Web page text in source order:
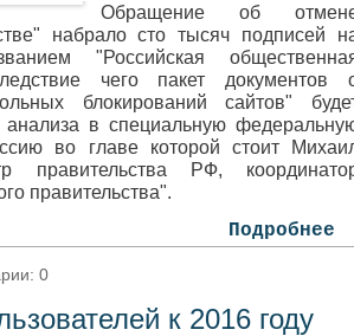
Обращение об
набрало сто тысяч подписей
"Российская
чего пакет документов
блокирований сайтов"
анализа в специальную
во главе которой стоит
правительства РФ,
правительства".
Подробнее
0
к 2016 году